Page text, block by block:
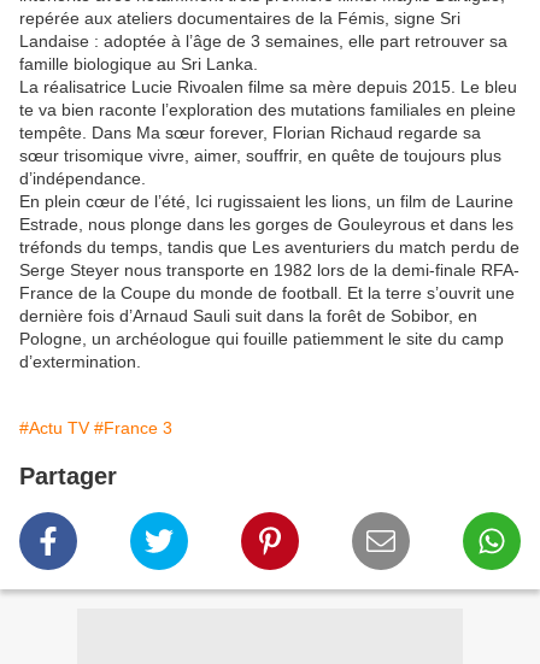
repérée aux ateliers documentaires de la Fémis, signe Sri
Landaise : adoptée à l’âge de 3 semaines, elle part retrouver sa
famille biologique au Sri Lanka.
La réalisatrice Lucie Rivoalen filme sa mère depuis 2015. Le bleu
te va bien raconte l’exploration des mutations familiales en pleine
tempête. Dans Ma sœur forever, Florian Richaud regarde sa
sœur trisomique vivre, aimer, souffrir, en quête de toujours plus
d’indépendance.
En plein cœur de l’été, Ici rugissaient les lions, un film de Laurine
Estrade, nous plonge dans les gorges de Gouleyrous et dans les
tréfonds du temps, tandis que Les aventuriers du match perdu de
Serge Steyer nous transporte en 1982 lors de la demi-finale RFA-
France de la Coupe du monde de football. Et la terre s’ouvrit une
dernière fois d’Arnaud Sauli suit dans la forêt de Sobibor, en
Pologne, un archéologue qui fouille patiemment le site du camp
d’extermination.
#Actu TV #France 3
Partager